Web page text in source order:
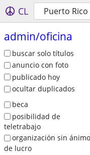
CL Puerto Rico
admin/​oficina
buscar solo títulos
anuncio con foto
publicado hoy
ocultar duplicados
beca
posibilidad de
teletrabajo
organización sin ánimo
de lucro